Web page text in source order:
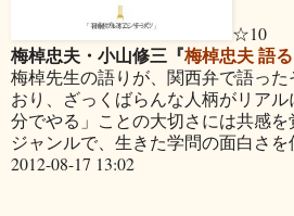
☆10
梅棹忠夫・小山修三『梅棹忠夫 語る
梅棹先生の語りが、関西弁で語っ
おり、ざっくばらんな人柄がリア
分でやる」ことの大切さには共感
ジャンルで、生きた学問の面白さ
2012-08-17 13:02